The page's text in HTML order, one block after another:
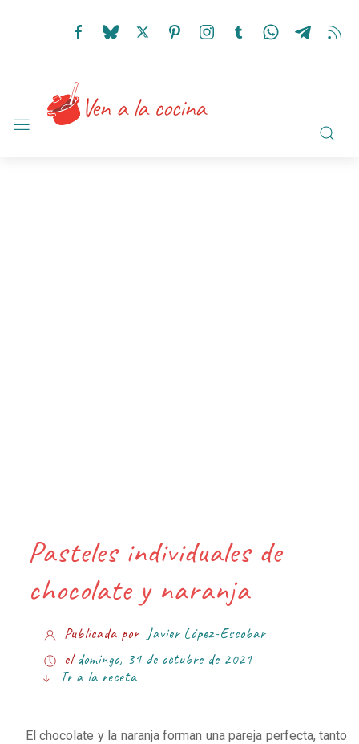
Pasteles individuales de
chocolate y naranja
Publicada por Javier López-Escobar
el domingo, 31 de octubre de 2021
Ir a la receta
El chocolate y la naranja forman una pareja perfecta, tanto